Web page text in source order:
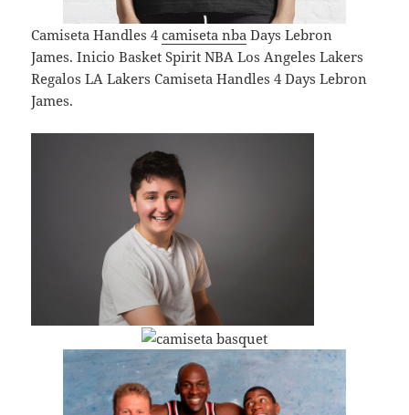
Camiseta Handles 4camiseta nba Days Lebron
James. Inicio Basket Spirit NBA Los Angeles Lakers
Regalos LA Lakers Camiseta Handles 4 Days Lebron
James.